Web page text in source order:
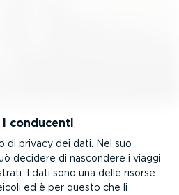
i conducenti
di privacy dei dati. Nel suo
decidere di nascondere i viaggi
I dati sono una delle risorse
ed è per questo che li